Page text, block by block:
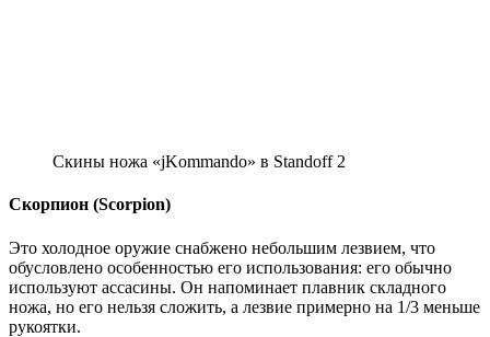
Скины ножа «jKommando» в Standoff 2
Скорпион (Scorpion)
Это холодное оружие снабжено небольшим лезвием, что
обусловлено особенностью его использования: его обычно
используют ассасины. Он напоминает плавник складного
ножа, но его нельзя сложить, а лезвие примерно на 1/3 меньше
рукоятки.